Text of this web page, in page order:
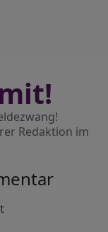
Redaktion im